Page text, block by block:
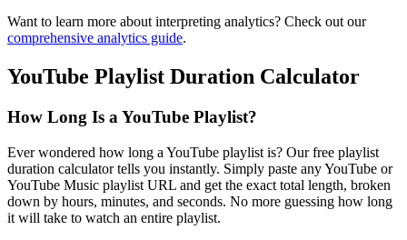
Want to learn more about interpreting analytics? Check out our
comprehensive analytics guide.
YouTube Playlist Duration Calculator
How Long Is a YouTube Playlist?
Ever wondered how long a YouTube playlist is? Our free playlist
duration calculator tells you instantly. Simply paste any YouTube or
YouTube Music playlist URL and get the exact total length, broken
down by hours, minutes, and seconds. No more guessing how long
it will take to watch an entire playlist.